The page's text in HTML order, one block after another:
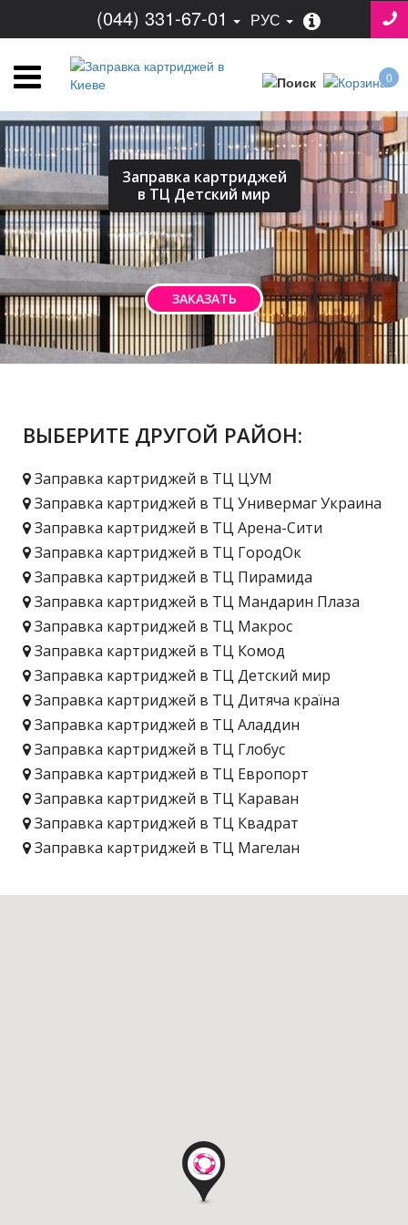
(044) 331-67-01 РУС
0
Заправка картриджей
в ТЦ Детский мир
ЗАКАЗАТЬ
ВЫБЕРИТЕ ДРУГОЙ РАЙОН:
Заправка картриджей в ТЦ ЦУМ
Заправка картриджей в ТЦ Универмаг Украина
Заправка картриджей в ТЦ Арена-Сити
Заправка картриджей в ТЦ ГородОк
Заправка картриджей в ТЦ Пирамида
Заправка картриджей в ТЦ Мандарин Плаза
Заправка картриджей в ТЦ Макрос
Заправка картриджей в ТЦ Комод
Заправка картриджей в ТЦ Детский мир
Заправка картриджей в ТЦ Дитяча країна
Заправка картриджей в ТЦ Аладдин
Заправка картриджей в ТЦ Глобус
Заправка картриджей в ТЦ Европорт
Заправка картриджей в ТЦ Караван
Заправка картриджей в ТЦ Квадрат
Заправка картриджей в ТЦ Магелан
Заправка картриджей в ТЦ Ашан
Заправка картриджей в ТЦ Ритм
Заправка картриджей в ТЦ Самсон
Заправка картриджей в ТЦ Спектр